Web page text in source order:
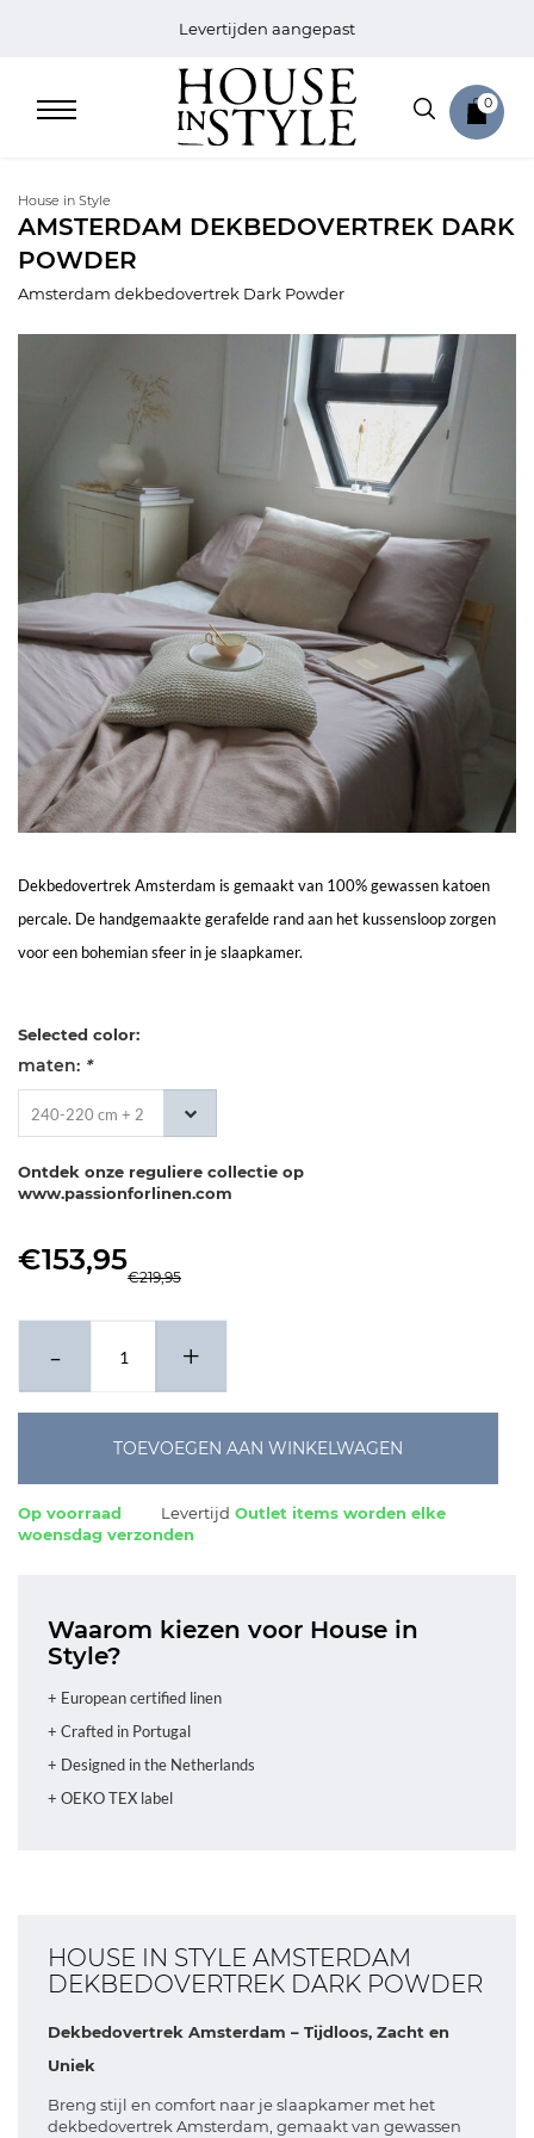
Levertijden aangepast
0
Bed
Living
Sale
Mijn
Account
Klantenservice
House in Style
AMSTERDAM DEKBEDOVERTREK DARK
POWDER
Amsterdam dekbedovertrek Dark Powder
Dekbedovertrek Amsterdam is gemaakt van 100% gewassen katoen
percale. De handgemaakte gerafelde rand aan het kussensloop zorgen
voor een bohemian sfeer in je slaapkamer.
Selected color:
maten: *
240-220 cm + 2
x 60-70 cm
Ontdek onze reguliere collectie op
www.passionforlinen.com
€153,95
€219,95
- +
TOEVOEGEN AAN WINKELWAGEN
Op voorraad Levertijd Outlet items worden elke
woensdag verzonden
Waarom kiezen voor House in
Style?
+ European certified linen
+ Crafted in Portugal
+ Designed in the Netherlands
+ OEKO TEX label
HOUSE IN STYLE AMSTERDAM
DEKBEDOVERTREK DARK POWDER
Dekbedovertrek Amsterdam – Tijdloos, Zacht en
Uniek
Breng stijl en comfort naar je slaapkamer met het
dekbedovertrek Amsterdam, gemaakt van gewassen